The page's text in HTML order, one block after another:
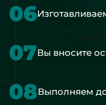
06
07Вы вносите
08Выполняем